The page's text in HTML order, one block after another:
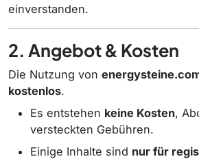
einverstanden.
2. Angebot & Kosten
Die Nutzung von
kostenlos.
Es entstehen keine Kosten,
versteckten Gebühren.
Einige Inhalte sind nur für